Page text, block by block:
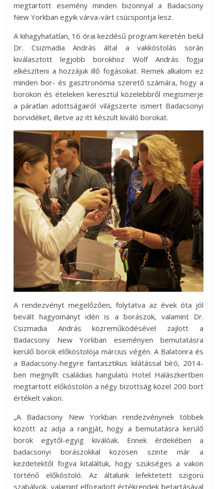
megtartott esemény minden bizonnyal a Badacsony
New Yorkban egyik várva-várt csúcspontja lesz.
A kihagyhatatlan, 16 órai kezdésű program keretén belül
Dr. Csizmadia András által a vakkóstolás során
kiválasztott legjobb borokhoz Wolf András fogja
elkészíteni a hozzájuk illő fogásokat. Remek alkalom ez
minden bor- és gasztronómia szerető számára, hogy a
borokon és ételeken keresztül közelebbről megismerje
a páratlan adottságairól világszerte ismert Badacsonyi
borvidéket, illetve az itt készült kiváló borokat.
A rendezvényt megelőzően, folytatva az évek óta jól
bevált hagyományt idén is a borászok, valamint Dr.
Csizmadia András közreműködésével zajlott a
Badacsony New Yorkban eseményen bemutatásra
kerülő borok előkóstolója március végén. A Balatonra és
a Badacsony-hegyre fantasztikus kilátással bíró, 2014-
ben megnyílt családias hangulatú Hotel Halászkertben
megtartott előkóstolón a négy bizottság közel 200 bort
értékelt vakon.
„A Badacsony New Yorkban rendezvénynek többek
között az adja a rangját, hogy a bemutatásra kerülő
borok egytől-egyig kiválóak. Ennek érdekében a
badacsonyi borászokkal közösen szinte már a
kezdetektől fogva kitaláltuk, hogy szükséges a vakon
történő előkóstoló. Az általunk lefektetett szigorú
szabályok, valamint elfogadott értékrendek betartásával